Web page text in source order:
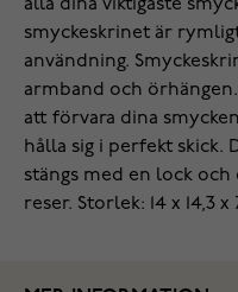
alla dina viktigaste
smyckeskrinet är
användning.
armband och
att förvara dina
hålla sig i perfekt skick.
stängs med en lock
reser. Storlek: 14 x 14,3 x